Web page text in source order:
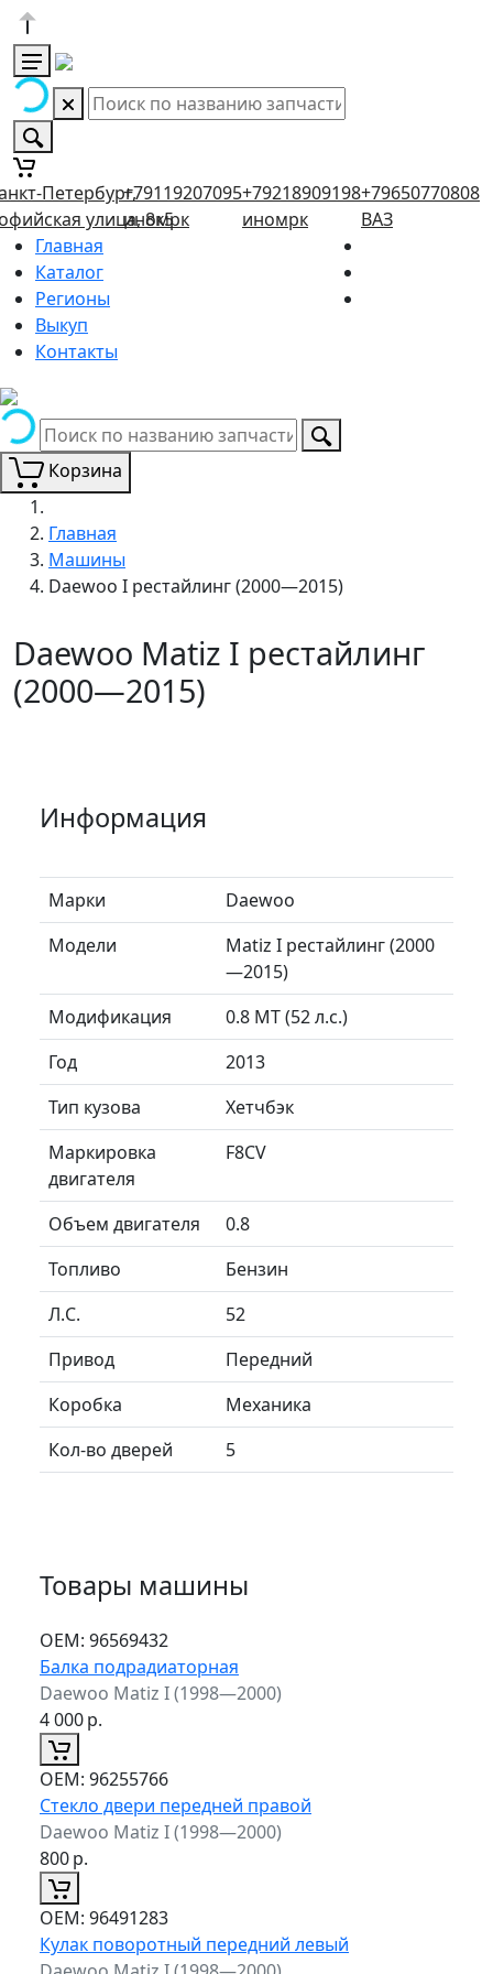
Петербург,
улица, 8к5
+79119207095
иномрк
+79218909198
иномрк
+79650770808
ВАЗ
Главная
Каталог
Регионы
Выкуп
Контакты
Корзина
Главная
Машины
Daewoo I рестайлинг (2000—2015)
Daewoo Matiz I рестайлинг
(2000—2015)
Информация
Марки
Daewoo
Модели
Matiz I рестайлинг (2000
—2015)
Модификация
0.8 MT (52 л.с.)
Год
2013
Тип кузова
Хетчбэк
Маркировка
двигателя
F8CV
Объем двигателя
0.8
Топливо
Бензин
Л.C.
52
Привод
Передний
Коробка
Механика
Кол-во дверей
5
Товары машины
ОЕМ: 96569432
Балка подрадиаторная
Daewoo Matiz I (1998—2000)
4 000р.
ОЕМ: 96255766
Стекло двери передней правой
Daewoo Matiz I (1998—2000)
800р.
ОЕМ: 96491283
Кулак поворотный передний левый